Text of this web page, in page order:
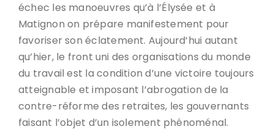
échec les manoeuvres qu’à l’Élysée et à
Matignon on prépare manifestement pour
favoriser son éclatement. Aujourd’hui autant
qu’hier, le front uni des organisations du monde
du travail est la condition d’une victoire toujours
atteignable et imposant l’abrogation de la
contre-réforme des retraites, les gouvernants
faisant l’objet d’un isolement phénoménal.